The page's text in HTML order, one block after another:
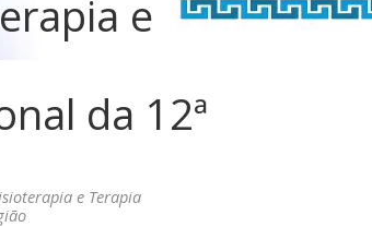
e
da 12ª
e Terapia